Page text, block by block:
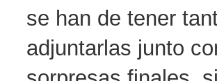
se han de tener
adjuntarlas junto